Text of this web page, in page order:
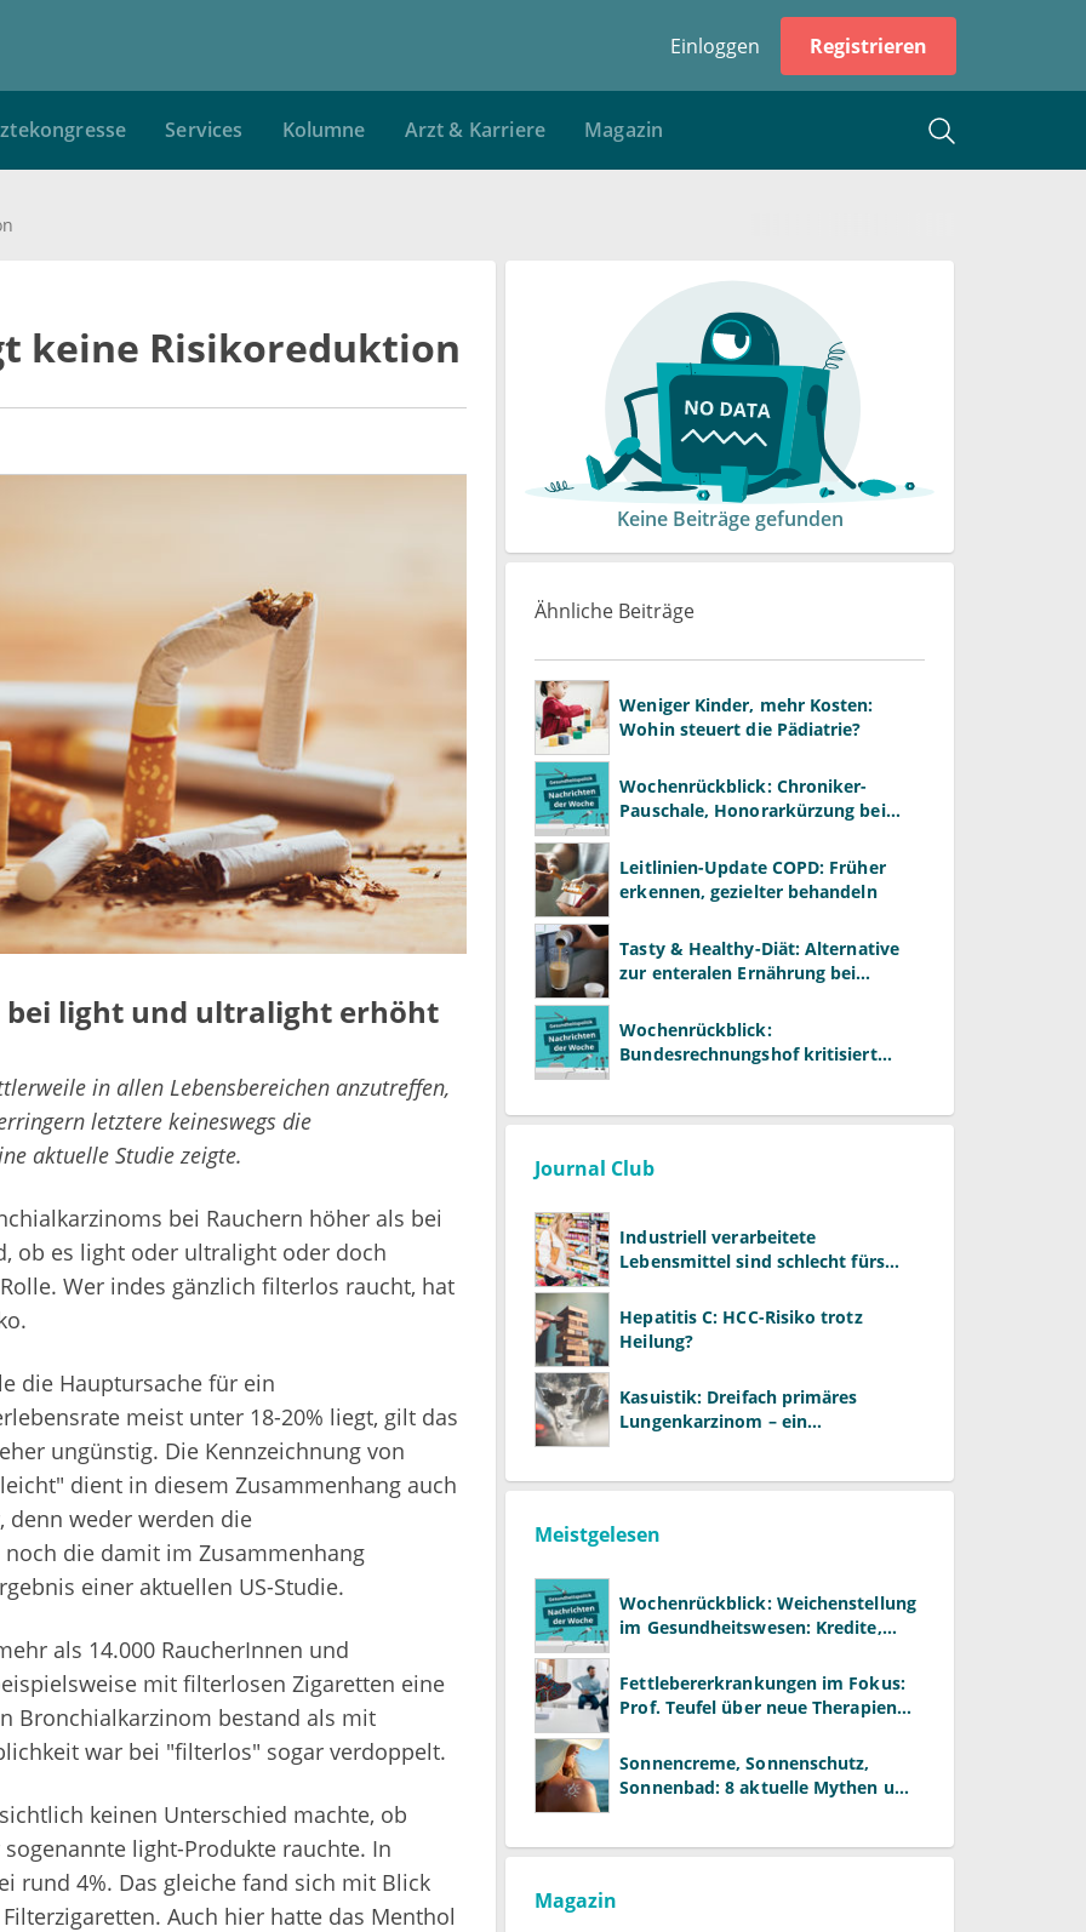
Einloggen Registrieren
Services Kolumne Arzt & Karriere Magazin
keine Risikoreduktion
light und ultralight erhöht
in allen Lebensbereichen anzutreffen,
letztere keineswegs die
aktuelle Studie zeigte.
bei Rauchern höher als bei
ob es light oder ultralight oder doch
Wer indes gänzlich filterlos raucht, hat
die Hauptursache für ein
meist unter 18-20% liegt, gilt das
ungünstig. Die Kennzeichnung von
dient in diesem Zusammenhang auch
denn weder werden die
die damit im Zusammenhang
einer aktuellen US-Studie.
als 14.000 RaucherInnen und
mit filterlosen Zigaretten eine
Bronchialkarzinom bestand als mit
war bei "filterlos" sogar verdoppelt.
keinen Unterschied machte, ob
light-Produkte rauchte. In
rund 4%. Das gleiche fand sich mit Blick
Auch hier hatte das Menthol
Keine Beiträge gefunden
Ähnliche Beiträge
Weniger Kinder, mehr Kosten:
Wohin steuert die Pädiatrie?
Wochenrückblick: Chroniker-
Pauschale, Honorarkürzung bei
Leitlinien-Update COPD: Früher
erkennen, gezielter behandeln
Tasty & Healthy-Diät: Alternative
zur enteralen Ernährung bei
Wochenrückblick:
Bundesrechnungshof kritisiert
Journal Club
Industriell verarbeitete
Lebensmittel sind schlecht fürs
Hepatitis C: HCC-Risiko trotz
Heilung?
Kasuistik: Dreifach primäres
Lungenkarzinom – ein
Meistgelesen
Wochenrückblick: Weichenstellung
im Gesundheitswesen: Kredite,
Fettlebererkrankungen im Fokus:
Prof. Teufel über neue Therapien
Sonnencreme, Sonnenschutz,
Sonnenbad: 8 aktuelle Mythen und
Magazin